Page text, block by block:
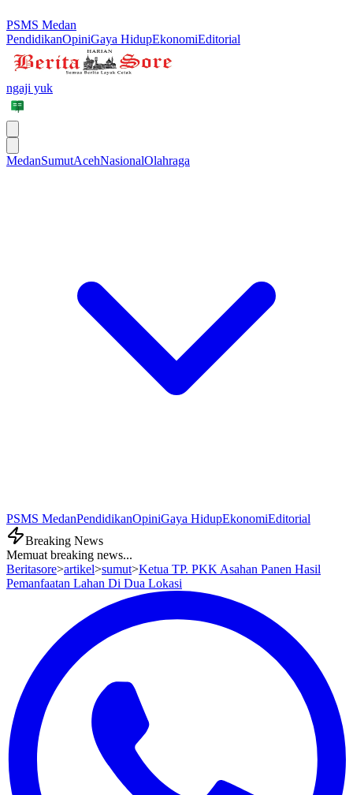
PSMS Medan
PendidikanOpiniGaya HidupEkonomiEditorial
ngaji yuk
MedanSumutAcehNasionalOlahraga
PSMS MedanPendidikanOpiniGaya HidupEkonomiEditorial
Breaking News
Memuat breaking news...
Beritasore>artikel>sumut>Ketua TP. PKK Asahan Panen Hasil
Pemanfaatan Lahan Di Dua Lokasi